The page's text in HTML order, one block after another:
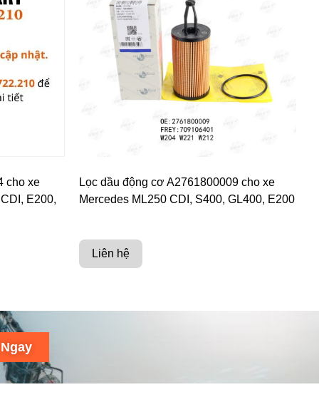
cho xe
E200,
Lọc dầu động cơ A2761800009 cho xe
Mercedes ML250 CDI, S400, GL400, E200
Liên hệ